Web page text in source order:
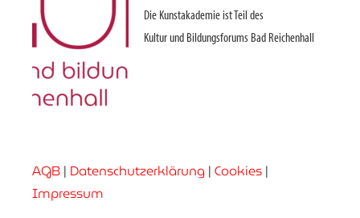
Die Kunstakademie ist Teil des
Kultur und Bildungsforums Bad Reichenhall
AGB | Datenschutzerklärung | Cookies |
Impressum